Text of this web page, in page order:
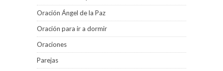
Oración Ángel de la Paz
Oración para ir a dormir
Oraciones
Parejas